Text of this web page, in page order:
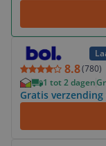
8.8(780)
1 tot 2 dagen
Gratis
Bekijk product